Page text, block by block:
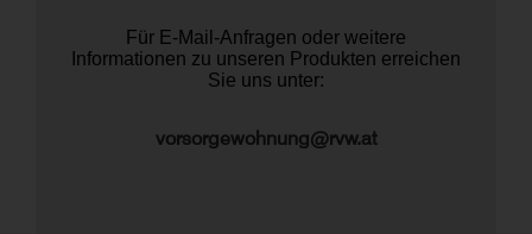
Für E-Mail-Anfragen oder weitere
Informationen zu unseren Produkten erreichen
Sie uns unter:
vorsorgewohnung@rvw.at